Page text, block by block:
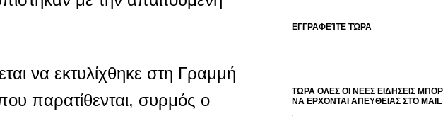
να εκτυλίχθηκε στη Γραμμή
παρατίθενται, συρμός ο
ΕΓΓΡΑΦΕΊΤΕ ΤΏΡΑ
ΤΩΡΑ ΟΛΕΣ ΟΙ ΝΕΕΣ ΕΙΔΗΣΕΙΣ
ΝΑ ΕΡΧΟΝΤΑΙ ΑΠΕΥΘΕΙΑΣ ΣΤΟ